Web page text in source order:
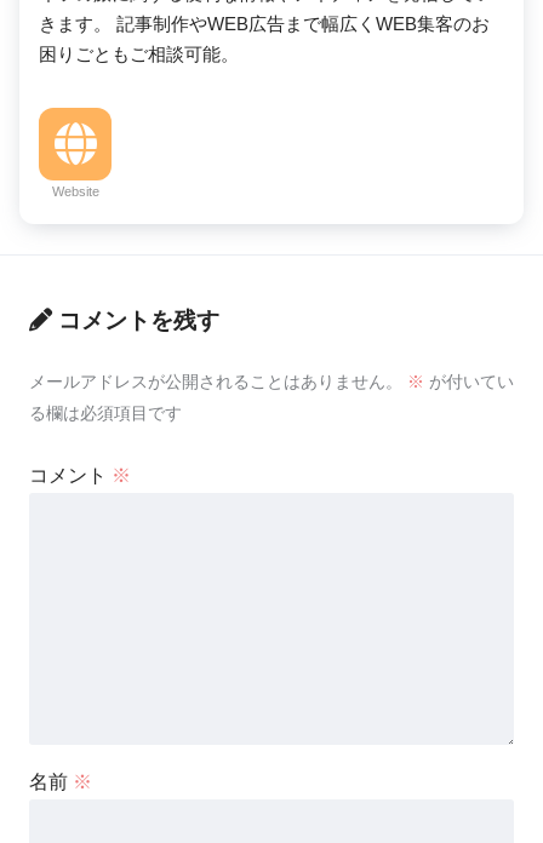
きます。 記事制作やWEB広告まで幅広くWEB集客のお
困りごともご相談可能。
Website
コメントを残す
メールアドレスが公開されることはありません。 ※ が付いてい
る欄は必須項目です
コメント ※
名前 ※